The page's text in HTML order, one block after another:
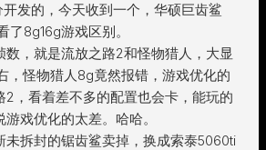
发的，今天收到一个，华硕巨齿鲨
8g16g游戏区别。
数，就是流放之路2和怪物猎人，大显
，怪物猎人8g竟然报错，游戏优化的
2，看着差不多的配置也会卡，能玩的
戏优化的太差。哈哈。
未拆封的锯齿鲨卖掉，换成索泰5060ti